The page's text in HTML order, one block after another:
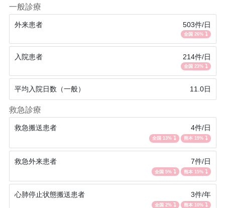
一般診療
外来患者 503件/日
全国 26%
入院患者 214件/日
全国 23%
平均入院日数（一般） 11.0日
救急診療
救急搬送患者 4件/日
全国 13% 熊本 19%
救急外来患者 7件/日
全国 5% 熊本 15%
心肺停止状態搬送患者 3件/年
全国 2% 熊本 10%